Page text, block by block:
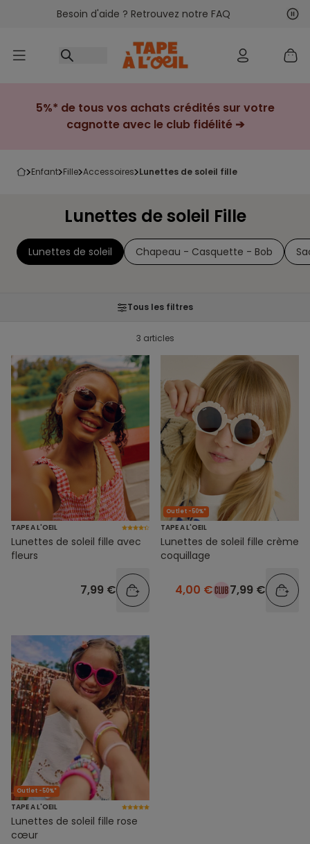
Accéder au contenu
Besoin d'aide ? Retrouvez notre FAQ
5%* de tous vos achats crédités sur votre
cagnotte avec le club fidélité ➔
enfant fille accessoires lunettes de soleil fille
Lunettes de soleil Fille
Lunettes de soleil Chapeau - Casquette - Bob
Tous les filtres
3 articles
TAPE A L'OEIL
Lunettes de soleil fille avec
fleurs
7,99 €
Outlet -50%*
TAPE A L'OEIL
Lunettes de soleil fille crème
coquillage
4,00 € 7,99 €
Outlet -50%*
TAPE A L'OEIL
Lunettes de soleil fille rose
cœur